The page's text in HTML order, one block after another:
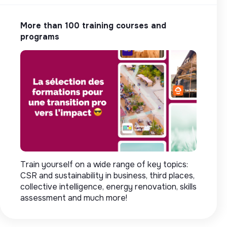
More than 100 training courses and
programs
Train yourself on a wide range of key topics:
CSR and sustainability in business, third places,
collective intelligence, energy renovation, skills
assessment and much more!